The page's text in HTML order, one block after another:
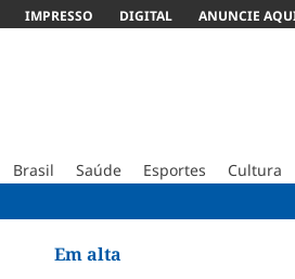
IMPRESSO DIGITAL ANUNCIE
Brasil Saúde Esportes Cultura
Em alta